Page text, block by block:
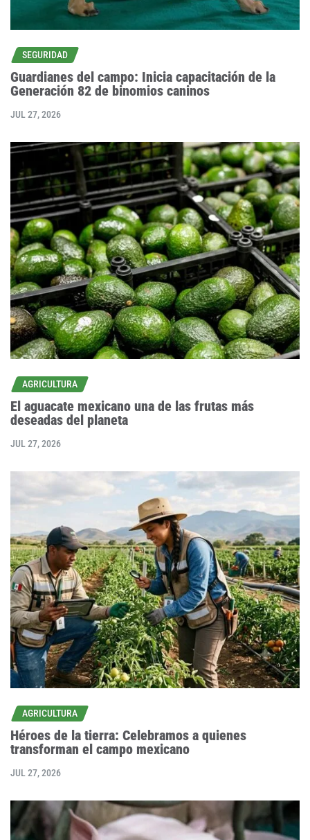
SEGURIDAD
Guardianes del campo: Inicia capacitación de la
Generación 82 de binomios caninos
JUL 27, 2026
AGRICULTURA
El aguacate mexicano una de las frutas más
deseadas del planeta
JUL 27, 2026
AGRICULTURA
Héroes de la tierra: Celebramos a quienes
transforman el campo mexicano
JUL 27, 2026